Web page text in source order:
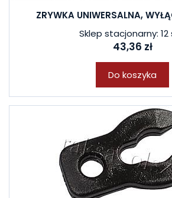
ZRYWKA UNIWERSALNA,
Sklep stacjonarny: 12
43,36 zł
Do koszyka